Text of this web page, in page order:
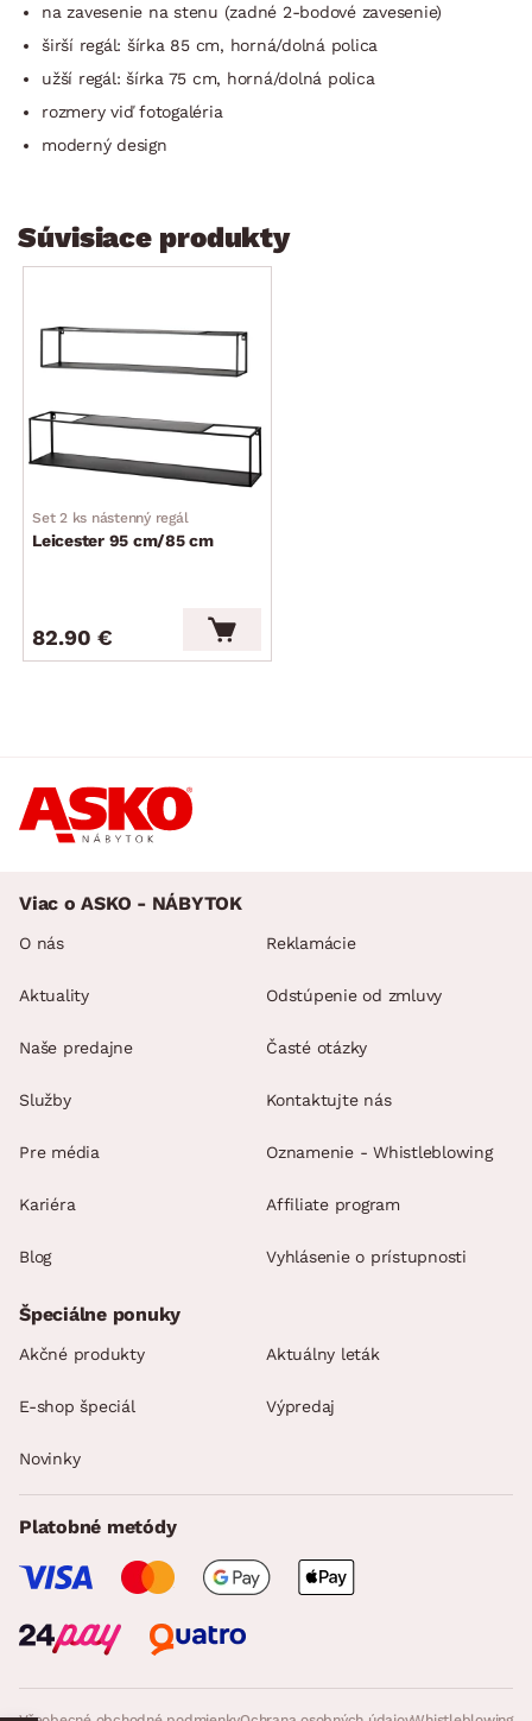
na zavesenie na stenu (zadné 2-bodové zavesenie)
širší regál: šírka 85 cm, horná/dolná polica
užší regál: šírka 75 cm, horná/dolná polica
rozmery viď fotogaléria
moderný design
Súvisiace produkty
Set 2 ks nástenný regál
Leicester 95 cm/85 cm
82.90 €
Viac o ASKO - NÁBYTOK
O nás
Aktuality
Naše predajne
Služby
Pre média
Kariéra
Blog
Reklamácie
Odstúpenie od zmluvy
Časté otázky
Kontaktujte nás
Oznamenie - Whistleblowing
Affiliate program
Vyhlásenie o prístupnosti
Špeciálne ponuky
Akčné produkty Aktuálny leták
E-shop špeciál Výpredaj
Novinky
Platobné metódy